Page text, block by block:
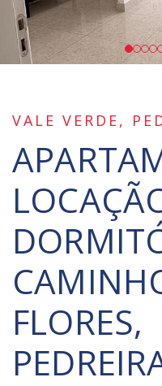
VALE VERDE,
FLORES,